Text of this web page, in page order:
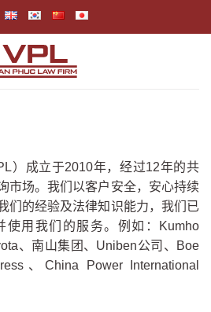
）成立于2010年，经过12年的共
市场。我们以客户安全，安心持续
们的经验及法律知识能力，我们已
使用我们的服务。例如：Kumho
、南山集团、Uniben公司、Boe
、China Power International